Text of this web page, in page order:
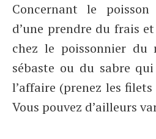
Concernant le
d’une prendre du frais
chez le poissonnier du
sébaste ou du sabre
l’affaire (prenez les
Vous pouvez d’ailleurs